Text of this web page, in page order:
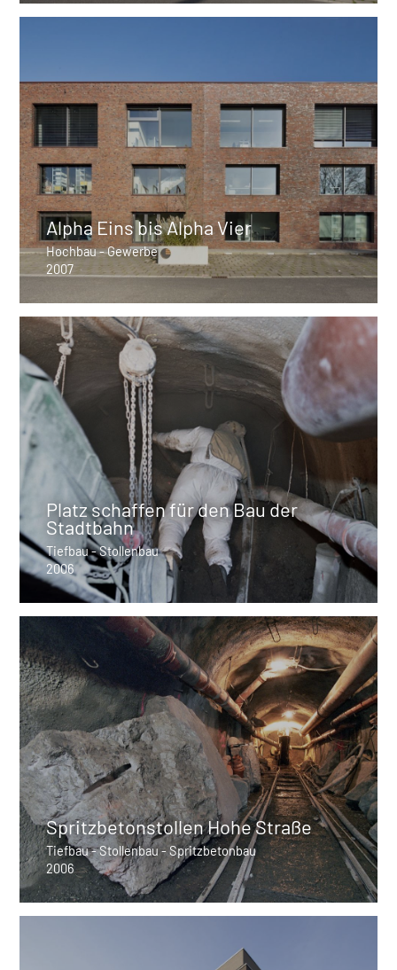
Alpha Eins bis Alpha Vier
Hochbau - Gewerbe
2007
Platz schaffen für den Bau der
Stadtbahn
Tiefbau - Stollenbau
2006
Spritzbetonstollen Hohe Straße
Tiefbau - Stollenbau - Spritzbetonbau
2006